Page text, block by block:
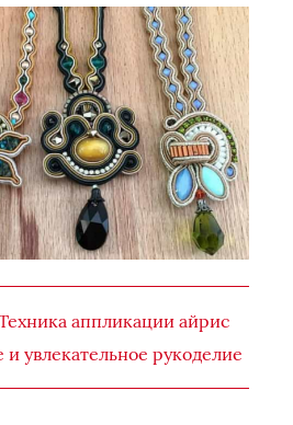
аппликации айрис
увлекательное рукоделие